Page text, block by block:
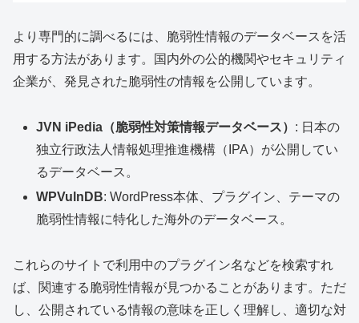
より専門的に調べるには、脆弱性情報のデータベースを活
用する方法があります。国内外の公的機関やセキュリティ
企業が、発見された脆弱性の情報を公開しています。
JVN iPedia（脆弱性対策情報データベース） : 日本の
独立行政法人情報処理推進機構（IPA）が公開してい
るデータベース。
WPVulnDB: WordPress本体、プラグイン、テーマの
脆弱性情報に特化した海外のデータベース。
これらのサイトで利用中のプラグイン名などを検索すれ
ば、関連する脆弱性情報が見つかることがあります。ただ
し、公開されている情報の意味を正しく理解し、適切な対